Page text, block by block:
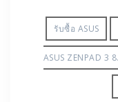
รับซื้อ ASUS